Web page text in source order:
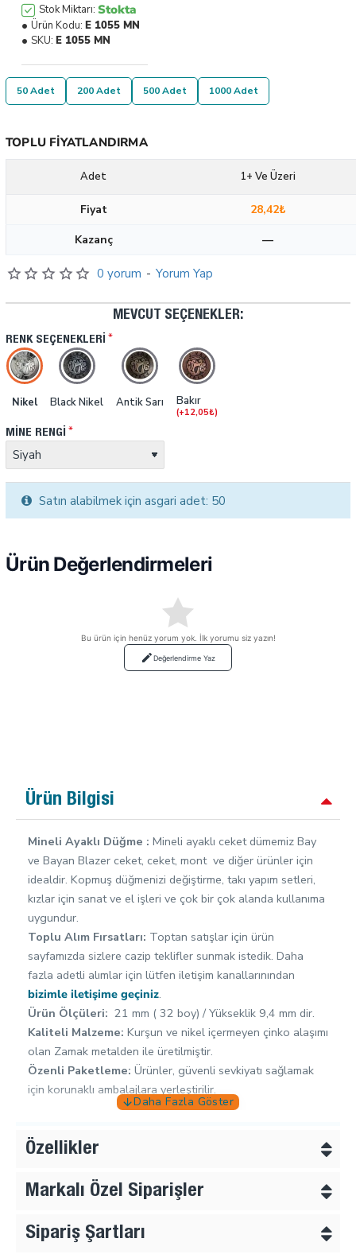
0 yorum - Yorum Yap
Stok Miktarı: Stokta
Ürün Kodu: E 1055 MN
SKU: E 1055 MN
50 Adet 200 Adet 500 Adet 1000 Adet
MEVCUT SEÇENEKLER:
RENK SEÇENEKLERI
Nikel Black Nikel Antik Sarı Bakır
(+12,05₺)
MINE RENGI
Satın alabilmek için asgari adet: 50
TOPLU FIYATLANDIRMA
Adet 1+ Ve Üzeri
Fiyat
28,42₺
Kazanç
—
Ürün Değerlendirmeleri
Bu ürün için henüz yorum yok. İlk yorumu siz yazın!
Değerlendirme Yaz
Ürün Bilgisi
Mineli Ayaklı Düğme : Mineli ayaklı ceket dümemiz Bay
ve Bayan Blazer ceket, ceket, mont ve diğer ürünler için
idealdir. Kopmuş düğmenizi değiştirme, takı yapım setleri,
kızlar için sanat ve el işleri ve çok bir çok alanda kullanıma
uygundur.
Toplu Alım Fırsatları: Toptan satışlar için ürün
sayfamızda sizlere cazip teklifler sunmak istedik. Daha
fazla adetli alımlar için lütfen iletişim kanallarınından
bizimle iletişime geçiniz.
Ürün Ölçüleri: 21 mm ( 32 boy) / Yükseklik 9,4 mm dir.
Kaliteli Malzeme: Kurşun ve nikel içermeyen çinko alaşımı
olan Zamak metalden ile üretilmiştir.
Özenli Paketleme: Ürünler, güvenli sevkiyatı sağlamak
için korunaklı ambalajlara yerleştirilir.
oluşan bir işletmeyiz, ,doğrudan denizaşırı ülkelere satış
ve sattığımız tüm ürünlerin arkasındayız.
Ürünlerimiz insan sağlına zarar verecek
içermemektedir
Ürünlerimizin hammaddesi zamak metaldir. Bu metal
Özellikler
Markalı Özel Siparişler
Sipariş Şartları